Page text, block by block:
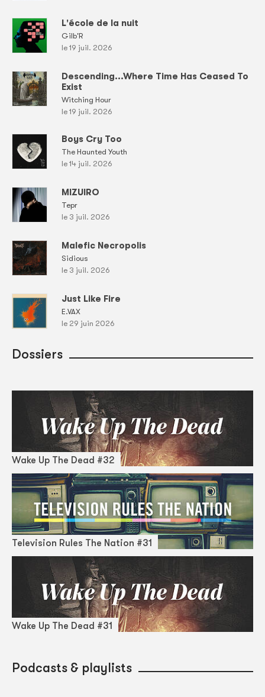
L'école de la nuit
Gilb'R
le 19 juil. 2026
Descending...Where Time Has Ceased To
Exist
Witching Hour
le 19 juil. 2026
Boys Cry Too
The Haunted Youth
le 14 juil. 2026
MIZUIRO
Tepr
le 3 juil. 2026
Malefic Necropolis
Sidious
le 3 juil. 2026
Just Like Fire
E.VAX
le 29 juin 2026
Dossiers
Wake Up The Dead #32
Television Rules The Nation #31
Wake Up The Dead #31
Podcasts & playlists